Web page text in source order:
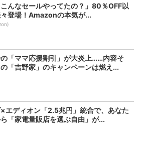
こんなセールやってたの？」80％OFF以
々登場！Amazonの本気が...
「ママ応援割引」が大炎上……内容そ
「吉野家」のキャンペーンは燃え...
エディオン「2.5兆円」統合で、あなた
「家電量販店を選ぶ自由」が...